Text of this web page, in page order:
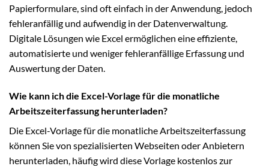
Papierformulare, sind oft einfach in der Anwendung, jedoch
fehleranfällig und aufwendig in der Datenverwaltung.
Digitale Lösungen wie Excel ermöglichen eine effiziente,
automatisierte und weniger fehleranfällige Erfassung und
Auswertung der Daten.
Wie kann ich die Excel-Vorlage für die monatliche
Arbeitszeiterfassung herunterladen?
Die Excel-Vorlage für die monatliche Arbeitszeiterfassung
können Sie von spezialisierten Webseiten oder Anbietern
herunterladen, häufig wird diese Vorlage kostenlos zur